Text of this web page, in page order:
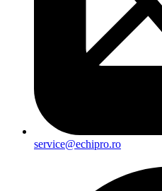
service@echipro.ro